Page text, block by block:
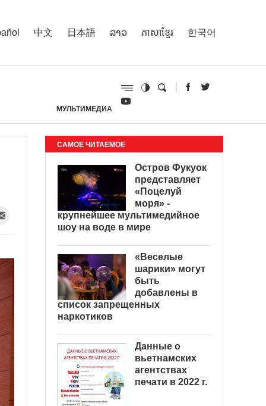
中文 日本語 ລາວ ភាសាខ្មែរ 한국어
МУЛЬТИМЕДИА
САМОЕ ЧИТАЕМОЕ
Остров Фукуок
представляет
«Поцелуй
моря» -
крупнейшее мультимедийное
шоу на воде в мире
«Веселые
шарики» могут
быть
добавлены в
список запрещенных
наркотиков
Данные о
вьетнамских
агентствах
печати в 2022 г.